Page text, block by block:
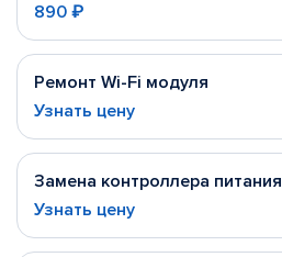
890 ₽
Ремонт Wi-Fi модуля
Узнать цену
Замена контроллера питания
Узнать цену